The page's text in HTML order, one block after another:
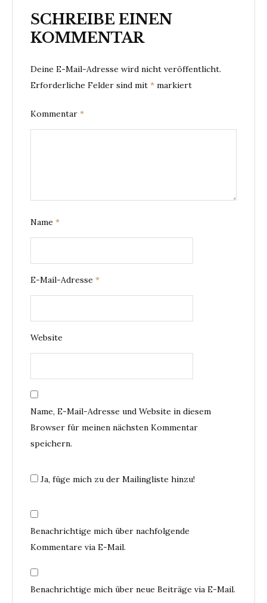
SCHREIBE EINEN
KOMMENTAR
Deine E-Mail-Adresse wird nicht veröffentlicht.
Erforderliche Felder sind mit * markiert
Kommentar *
Name *
E-Mail-Adresse *
Website
Name, E-Mail-Adresse und Website in diesem
Browser für meinen nächsten Kommentar
speichern.
Ja, füge mich zu der Mailingliste hinzu!
Benachrichtige mich über nachfolgende
Kommentare via E-Mail.
Benachrichtige mich über neue Beiträge via E-Mail.